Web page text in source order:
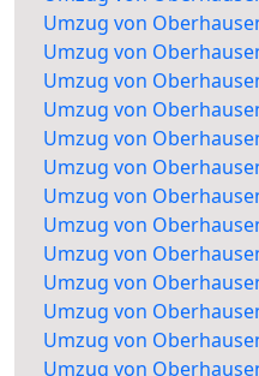
Umzug von
Umzug von
Umzug von
Umzug von
Umzug von
Umzug von
Umzug von
Umzug von
Umzug von
Umzug von
Umzug von
Umzug von
Umzug von